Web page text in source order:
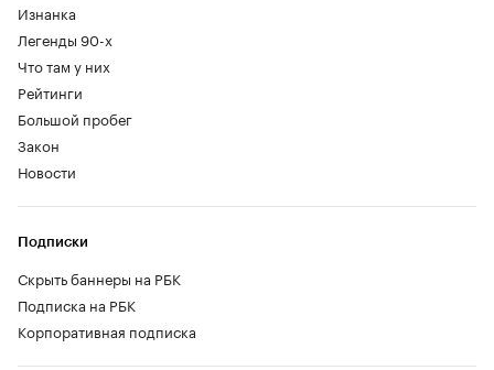
Изнанка
Легенды 90-х
Что там у них
Рейтинги
Большой пробег
Закон
Новости
Подписки
Скрыть баннеры на РБК
Подписка на РБК
Корпоративная подписка